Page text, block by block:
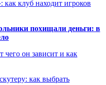
как клуб находит игроков
похищали деньги: в
чего он зависит и как
как выбрать